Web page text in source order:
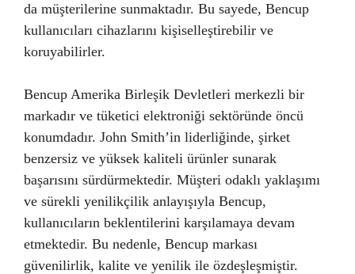
da müşterilerine sunmaktadır. Bu sayede, Bencup
kullanıcıları cihazlarını kişiselleştirebilir ve
koruyabilirler.
Bencup Amerika Birleşik Devletleri merkezli bir
markadır ve tüketici elektroniği sektöründe öncü
konumdadır. John Smith’in liderliğinde, şirket
benzersiz ve yüksek kaliteli ürünler sunarak
başarısını sürdürmektedir. Müşteri odaklı yaklaşımı
ve sürekli yenilikçilik anlayışıyla Bencup,
kullanıcıların beklentilerini karşılamaya devam
etmektedir. Bu nedenle, Bencup markası
güvenilirlik, kalite ve yenilik ile özdeşleşmiştir.